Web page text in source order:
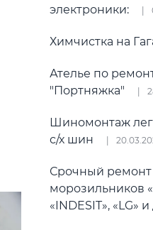
электроники:
Химчистка на
Ателье по
"Портняжка"
Шиномонтаж
с/х шин
Срочный ремонт
морозильников
«INDESIT», «LG» и